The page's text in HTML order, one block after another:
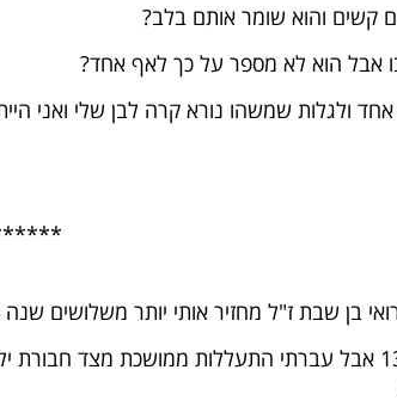
קשים והוא שומר אותם בלב?
אבל הוא לא מספר על כך לאף אחד?
ולגלות שמשהו נורא קרה לבן שלי ואני
בן שבת ז"ל מחזיר אותי יותר משלושים
לא הייתי אז אפילו בן 13 אבל עברתי התעללות ממושכת
הצטרפו
את